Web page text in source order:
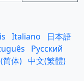
Italiano
日本語
Русский
简体) 中文(繁體)